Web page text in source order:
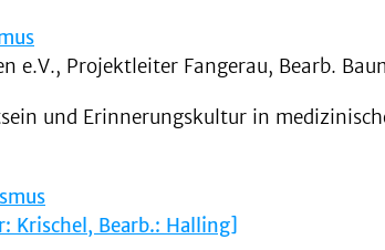
e.V., Projektleiter Fangerau, Bearb.
und Erinnerungskultur in
Krischel, Bearb.: Halling]